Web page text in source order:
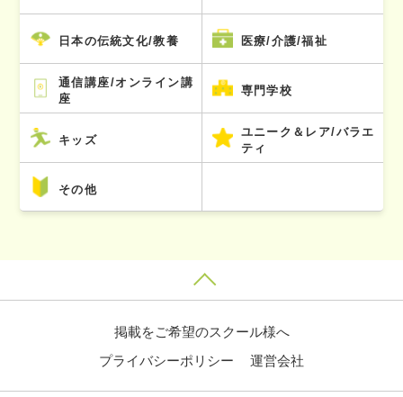
日本の伝統文化/教養 医療/介護/福祉
通信講座/オンライン講
座
専門学校
キッズ
ユニーク＆レア/バラエ
ティ
その他
掲載をご希望のスクール様へ
プライバシーポリシー
運営会社